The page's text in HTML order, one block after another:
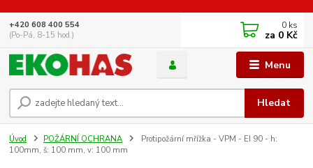
Menu
Hledat
+420 608 400 554
(Po-Pá, 8-15 hod.)
0 ks
za 0 Kč
Úvod POŽÁRNÍ OCHRANA
Protipožární mřížka - VPM - EI 90 - h:
100mm, š: 100 mm, v: 100 mm